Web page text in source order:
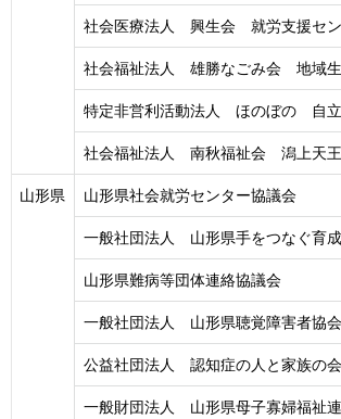
社会医療法人 興生会 就労支援セン
社会福祉法人 雄勝なごみ会 地域生
特定非営利活動法人 ほのぼの 自立
社会福祉法人 南秋福祉会 潟上天
山形県 山形県社会就労センター協議会
一般社団法人 山形県手をつなぐ育
山形県難病等団体連絡協議会
一般社団法人 山形県聴覚障害者協会
公益社団法人 認知症の人と家族の
一般財団法人 山形県母子寡婦福祉